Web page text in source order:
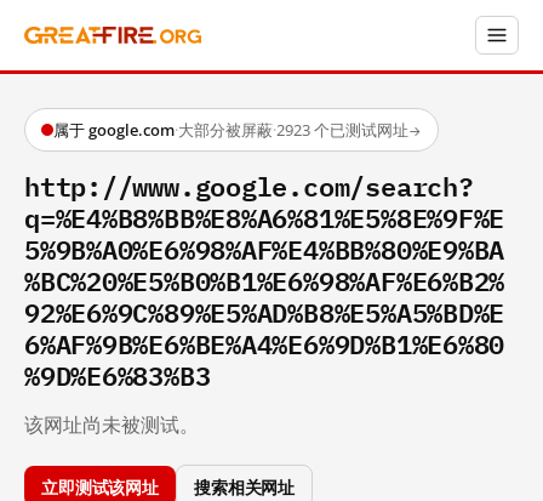
属于 google.com·大部分被屏蔽·2923 个已测试网址→
http://www.google.com/search?
q=%E4%B8%BB%E8%A6%81%E5%8E%9F%E
5%9B%A0%E6%98%AF%E4%BB%80%E9%BA
%BC%20%E5%B0%B1%E6%98%AF%E6%B2%
92%E6%9C%89%E5%AD%B8%E5%A5%BD%E
6%AF%9B%E6%BE%A4%E6%9D%B1%E6%80
%9D%E6%83%B3
该网址尚未被测试。
立即测试该网址 搜索相关网址